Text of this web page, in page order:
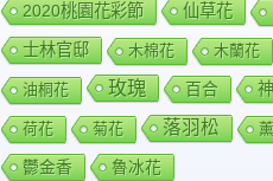
2020桃園花彩節
仙草花
士林官邸 木棉花 木蘭花
油桐花 玫瑰 百合
荷花 菊花 落羽松
鬱金香 魯冰花